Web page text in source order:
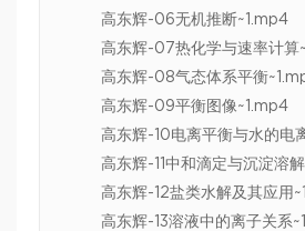
高东辉-06无机推断~1.mp4
高东辉-07热化学与速率计算
高东辉-08气态体系平衡
高东辉-09平衡图像~1.mp4
高东辉-10电离平衡与水的电
高东辉-11中和滴定与沉淀溶
高东辉-12盐类水解及其应用
高东辉-13溶液中的离子关系